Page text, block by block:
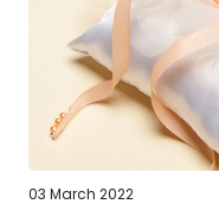
03 March 2022